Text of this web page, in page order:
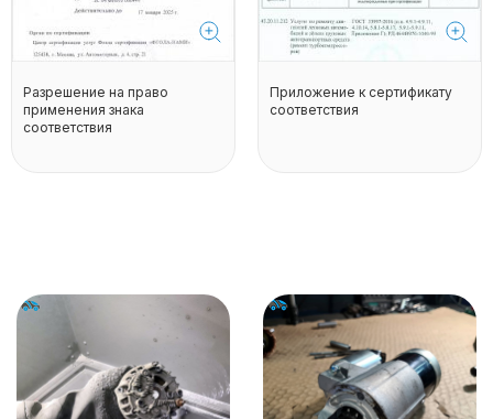
Разрешение на право
применения знака
соответствия
Приложение к сертификату
соответствия